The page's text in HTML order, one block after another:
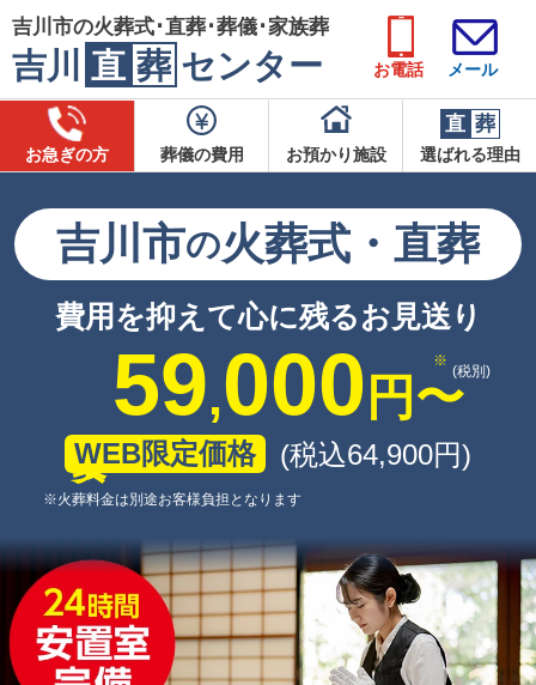
吉川市の火葬式･直葬･葬儀･家族葬
吉川 直 葬 センター お電話 メール
お急ぎの方 葬儀の費用 お預かり施設
直 葬
選ばれる理由
吉川市の火葬式・直葬
費用を抑えて心に残るお見送り
59,000 円〜(税別)
WEB限定価格 (税込64,900円)
※火葬料金は別途お客様負担となります